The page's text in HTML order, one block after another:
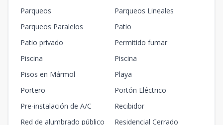
Parqueos
Parqueos Lineales
Parqueos Paralelos
Patio
Patio privado
Permitido fumar
Piscina
Piscina
Pisos en Mármol
Playa
Portero
Portón Eléctrico
Pre-instalación de A/C
Recibidor
Red de alumbrado público
Residencial Cerrado